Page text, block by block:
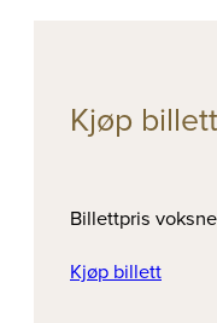
Kjøp
Billettpris
Kjøp billett